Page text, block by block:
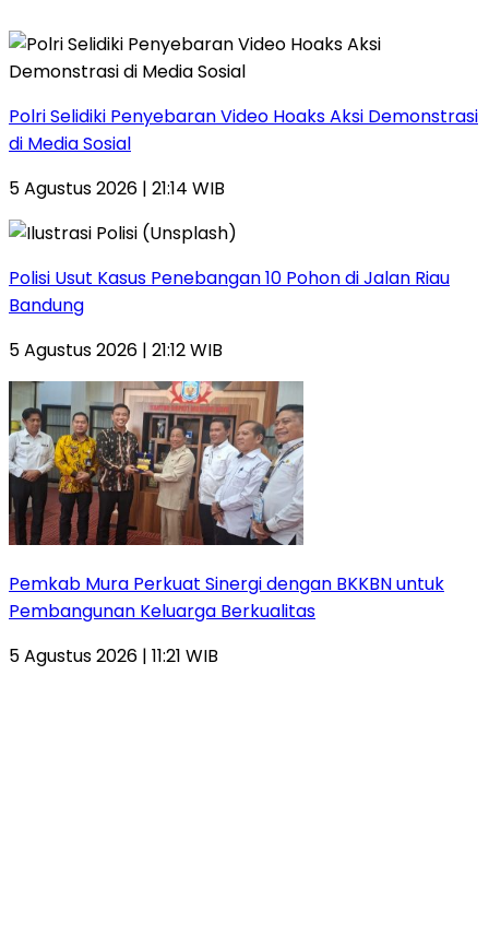
Polri Selidiki Penyebaran Video Hoaks Aksi Demonstrasi
di Media Sosial
5 Agustus 2026 | 21:14 WIB
Polisi Usut Kasus Penebangan 10 Pohon di Jalan Riau
Bandung
5 Agustus 2026 | 21:12 WIB
Pemkab Mura Perkuat Sinergi dengan BKKBN untuk
Pembangunan Keluarga Berkualitas
5 Agustus 2026 | 11:21 WIB